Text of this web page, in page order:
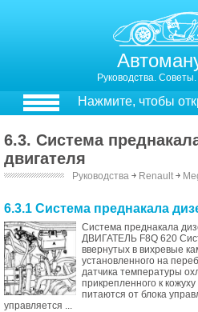
Руководства.
Нажмите, чтобы
6.3. Система
двигателя
Руководства ￫ Renault ￫
6.3.1 Система преднакала
Система преднакала
ДВИГАТЕЛЬ F8Q 620
ввернутых в вихревые
установленного на
датчика температуры
прикрепленного к
питаются от блока
управляется ...